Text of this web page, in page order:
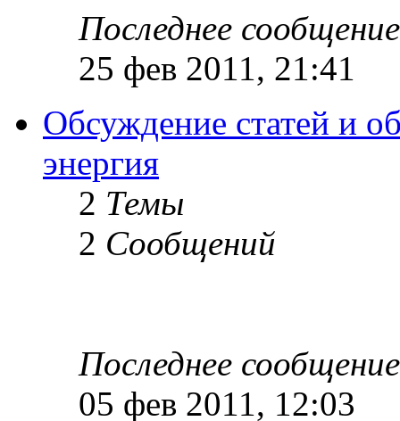
Последнее сообщение
25 фев 2011, 21:41
Обсуждение статей и
энергия
2 Темы
2 Сообщений
Последнее сообщение
05 фев 2011, 12:03